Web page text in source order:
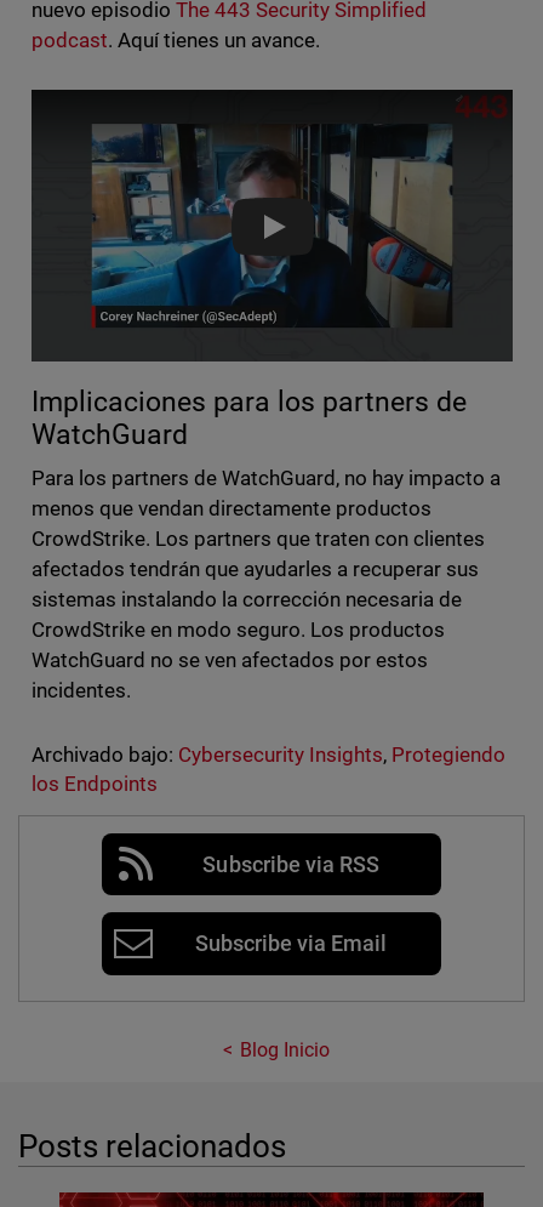
nuevo episodio The 443 Security Simplified
podcast. Aquí tienes un avance.
The 443 Security Byte with
Implicaciones para los partners de
WatchGuard
Para los partners de WatchGuard, no hay impacto a
menos que vendan directamente productos
CrowdStrike. Los partners que traten con clientes
afectados tendrán que ayudarles a recuperar sus
sistemas instalando la corrección necesaria de
CrowdStrike en modo seguro. Los productos
WatchGuard no se ven afectados por estos
incidentes.
Archivado bajo: Cybersecurity Insights, Protegiendo
los Endpoints
Subscribe via RSS
Subscribe via Email
Blog Inicio
Posts relacionados